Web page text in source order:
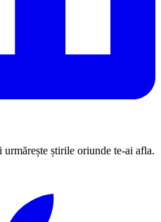
știrile oriunde te-ai afla.